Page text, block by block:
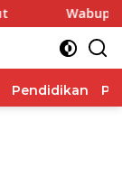
Wabup
Pendidikan